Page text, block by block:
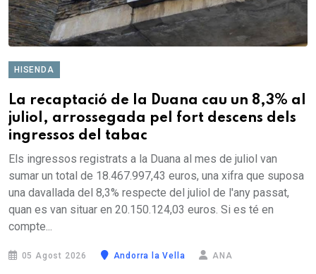
HISENDA
La recaptació de la Duana cau un 8,3% al
juliol, arrossegada pel fort descens dels
ingressos del tabac
Els ingressos registrats a la Duana al mes de juliol van
sumar un total de 18.467.997,43 euros, una xifra que suposa
una davallada del 8,3% respecte del juliol de l'any passat,
quan es van situar en 20.150.124,03 euros. Si es té en
compte...
05 Agost 2026 Andorra la Vella ANA